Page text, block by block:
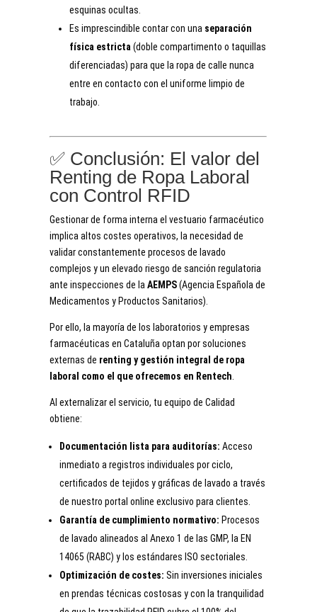
esquinas ocultas.
Es imprescindible contar con una separación
física estricta (doble compartimento o taquillas
diferenciadas) para que la ropa de calle nunca
entre en contacto con el uniforme limpio de
trabajo.
✅ Conclusión: El valor del
Renting de Ropa Laboral
con Control RFID
Gestionar de forma interna el vestuario farmacéutico
implica altos costes operativos, la necesidad de
validar constantemente procesos de lavado
complejos y un elevado riesgo de sanción regulatoria
ante inspecciones de laAEMPS(Agencia Española de
Medicamentos y Productos Sanitarios).
Por ello, la mayoría de los laboratorios y empresas
farmacéuticas en Cataluña optan por soluciones
externas de renting y gestión integral de ropa
laboral como el que ofrecemos en Rentech
Al externalizar el servicio, tu equipo de Calidad
obtiene:
Documentación lista para auditorías: Acceso
inmediato a registros individuales por ciclo,
certificados de tejidos y gráficas de lavado a través
de nuestro portal online exclusivo para clientes.
Garantía de cumplimiento normativo: Procesos
de lavado alineados al Anexo 1 de las GMP, la EN
14065 (RABC) y los estándares ISO sectoriales.
Optimización de costes: Sin inversiones iniciales
en prendas técnicas costosas y con la tranquilidad